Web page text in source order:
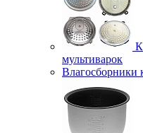
мультиварок
Влагосборники